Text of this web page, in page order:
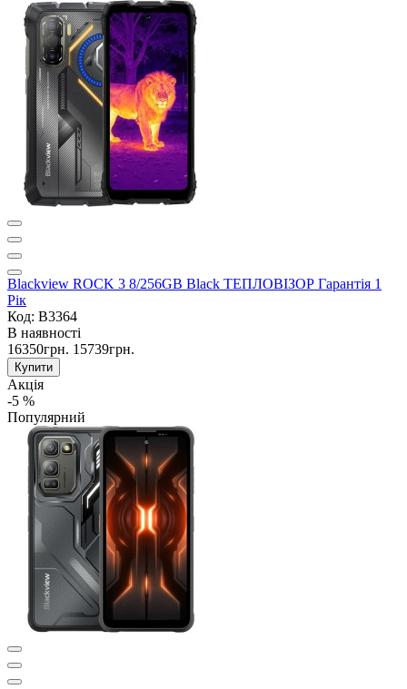
Blackview ROCK 3 8/256GB Black ТЕПЛОВІЗОР Гарантія 1
Рік
Код: B3364
В наявності
16350грн. 15739грн.
Купити
Акція
-5 %
Популярний